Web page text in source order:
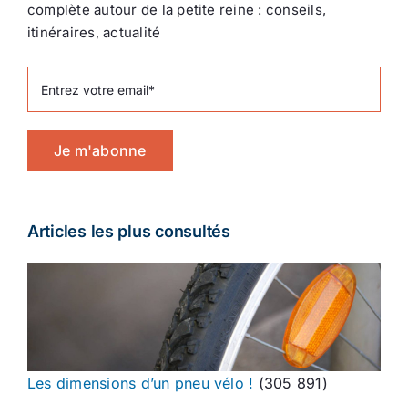
complète autour de la petite reine : conseils,
itinéraires, actualité
Je m'abonne
Articles les plus consultés
Les dimensions d’un pneu vélo ! (305 891)